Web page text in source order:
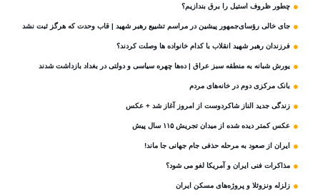
چطور ظروف استیل را برق بندازیم؟
جای خالی رؤسای‌جمهور پیشین در مراسم تشییع رهبر شهید | قاب وحدت که هرگز ثبت نشد
فرزندان رهبر شهید انقلاب با کدام خانواده ها وصلت کردند؟
یورش شبانه به منطقه سبز عراق | ده‌ها چهره سیاسی و دولتی در بغداد بازداشت شدند
بانک مرکزی دوم در خانه‌های مردم
زندگی جدید الناز شاکردوست از امروز آغاز شد + عکس
عکس کمتر دیده شده از میدان تجریش ۱۱۵ سال پیش
ایران از صعود به مرحله حذفی جام جهانی جا ماند!
مذاکرات فنی ایران و آمریکا لغو می شود؟
زلزله ونزوئلا و پروژه‌های مسکن ایران